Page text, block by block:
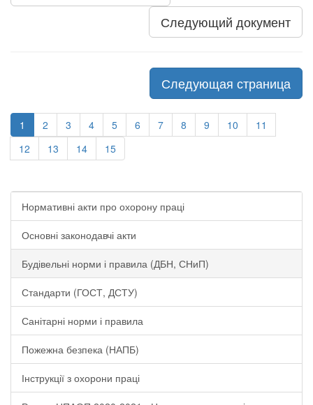
Следующий документ
Следующая страница
1 2 3 4 5 6 7 8 9 10
11
12
13 14 15
Нормативні акти про охорону праці
Основні законодавчі акти
Будівельні норми і правила (ДБН, СНиП)
Стандарти (ГОСТ, ДСТУ)
Санітарні норми і правила
Пожежна безпека (НАПБ)
Інструкції з охорони праці